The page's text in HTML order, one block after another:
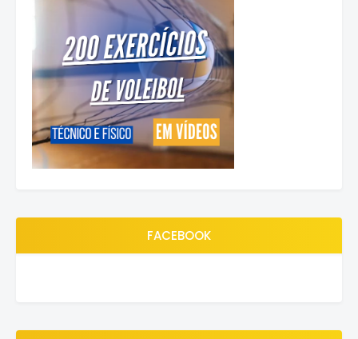
FACEBOOK